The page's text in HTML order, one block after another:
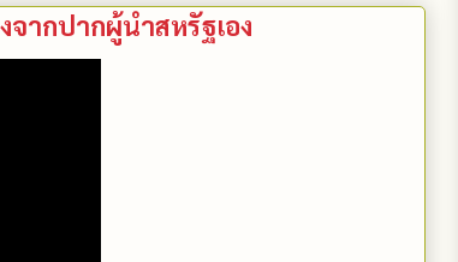
จากปากผู้นำสหรัฐเอง